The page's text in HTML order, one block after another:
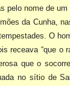
pelo nome de um
da Cunha,
O
receava “que o
que o
no sítio de